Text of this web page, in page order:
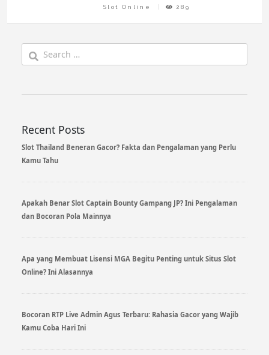
Slot Online 289
for:
Recent Posts
Slot Thailand Beneran Gacor? Fakta dan Pengalaman yang Perlu
Kamu Tahu
Apakah Benar Slot Captain Bounty Gampang JP? Ini Pengalaman
dan Bocoran Pola Mainnya
Apa yang Membuat Lisensi MGA Begitu Penting untuk Situs Slot
Online? Ini Alasannya
Bocoran RTP Live Admin Agus Terbaru: Rahasia Gacor yang Wajib
Kamu Coba Hari Ini